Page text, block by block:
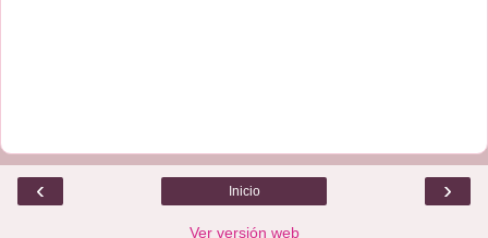
‹ ›
Inicio
Ver versión web